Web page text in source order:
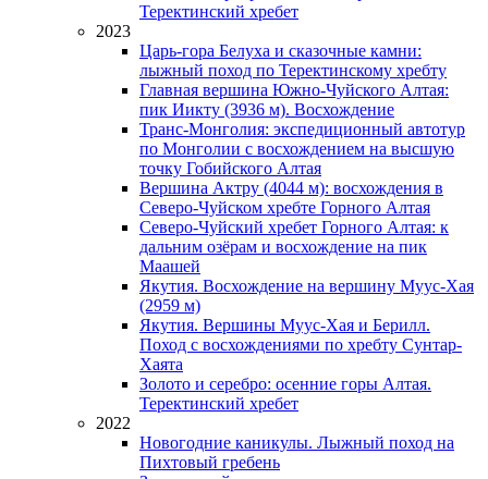
Теректинский хребет
2023
Царь-гора Белуха и сказочные камни:
лыжный поход по Теректинскому хребту
Главная вершина Южно-Чуйского Алтая:
пик Иикту (3936 м). Восхождение
Транс-Монголия: экспедиционный автотур
по Монголии с восхождением на высшую
точку Гобийского Алтая
Вершина Актру (4044 м): восхождения в
Северо-Чуйском хребте Горного Алтая
Северо-Чуйский хребет Горного Алтая: к
дальним озёрам и восхождение на пик
Маашей
Якутия. Восхождение на вершину Муус-Хая
(2959 м)
Якутия. Вершины Муус-Хая и Берилл.
Поход с восхождениями по хребту Сунтар-
Хаята
Золото и серебро: осенние горы Алтая.
Теректинский хребет
2022
Новогодние каникулы. Лыжный поход на
Пихтовый гребень